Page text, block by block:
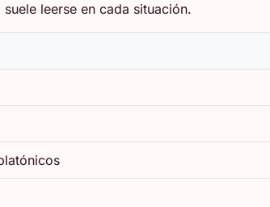
leerse en cada situación.